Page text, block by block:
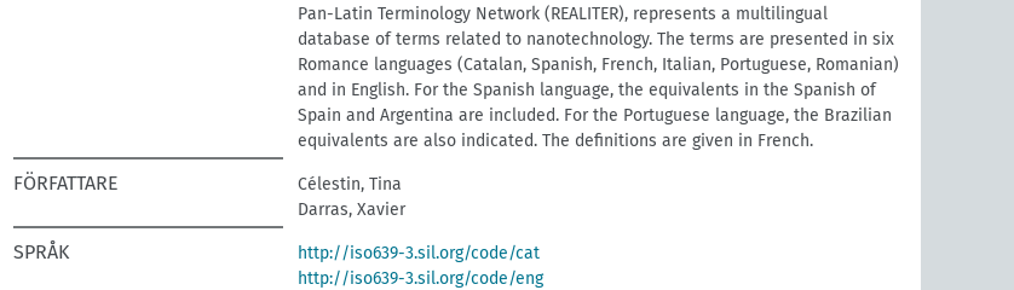
Pan-Latin Terminology Network (REALITER), represents a multilingual
database of terms related to nanotechnology. The terms are presented in six
Romance languages (Catalan, Spanish, French, Italian, Portuguese, Romanian)
and in English. For the Spanish language, the equivalents in the Spanish of
Spain and Argentina are included. For the Portuguese language, the Brazilian
equivalents are also indicated. The definitions are given in French.
FÖRFATTARE
Célestin, Tina
Darras, Xavier
SPRÅK
http://iso639-3.sil.org/code/cat
http://iso639-3.sil.org/code/eng